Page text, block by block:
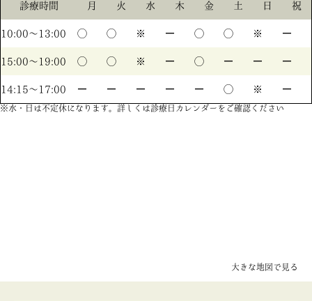
診療時間 月 火 水 木 金 土 日 祝
10:00〜13:00 ◯ ◯ ※ ー ◯ ◯ ※ ー
15:00〜19:00 ◯ ◯ ※ ー ◯ ー ー ー
14:15〜17:00 ー ー ー ー ー ◯ ※ ー
※水・日は不定休になります。詳しくは診療日カレンダーをご確認ください
大きな地図で見る